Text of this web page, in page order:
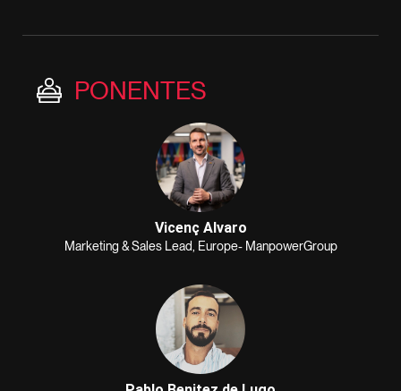
PONENTES
Vicenç Alvaro
Marketing & Sales Lead, Europe- ManpowerGroup